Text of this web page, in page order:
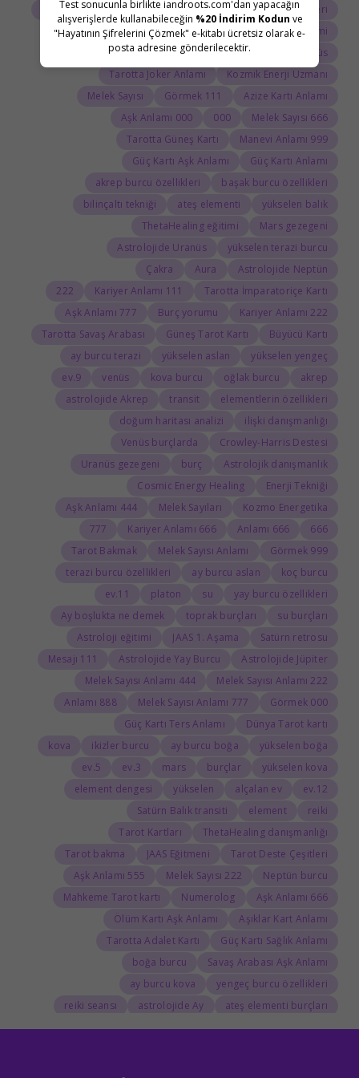
Test sonucunla birlikte iandroots.com'dan yapacağın
alışverişlerde kullanabileceğin %20 İndirim Kodun ve
"Hayatının Şifrelerini Çözmek" e-kitabı ücretsiz olarak e-
posta adresine gönderilecektir.
ThetaHealing semineri
Tarot Sembolleri
Tarot Açılımı
Jean Adrienne Arınma Sistemi
Uranüs burcu
Doğum haritasında Uranüs
Astroloji Sözlüğü
Kozmik Enerji Uzmanı
Tarotta Joker Anlamı
Azize Kartı Anlamı
111 Görmek
Melek Sayısı
666 Melek Sayısı
000
000 Aşk Anlamı
999 Manevi Anlamı
Tarotta Güneş Kartı
Güç Kartı Anlamı
Güç Kartı Aşk Anlamı
başak burcu özellikleri
akrep burcu özellikleri
yükselen balık
ateş elementi
bilinçaltı tekniği
Mars gezegeni
ThetaHealing eğitimi
yükselen terazi burcu
Astrolojide Uranüs
Astrolojide Neptün
Aura
Çakra
Tarotta İmparatoriçe Kartı
111 Kariyer Anlamı
222
222 Kariyer Anlamı
Burç yorumu
777 Aşk Anlamı
Büyücü Kartı
Güneş Tarot Kartı
Tarotta Savaş Arabası
yükselen yengeç
yükselen aslan
ay burcu terazi
akrep
oğlak burcu
kova burcu
venüs
9.ev
elementlerin özellikleri
transit
astrolojide Akrep
ilişki danışmanlığı
doğum haritası analizi
Crowley-Harris Destesi
Venüs burçlarda
Astrolojik danışmanlık
burç
Uranüs gezegeni
Enerji Tekniği
Cosmic Energy Healing
Kozmo Energetika
Melek Sayıları
444 Aşk Anlamı
666
666 Anlamı
666 Kariyer Anlamı
777
999 Görmek
Melek Sayısı Anlamı
Tarot Bakmak
koç burcu
ay burcu aslan
terazi burcu özellikleri
yay burcu özellikleri
su
platon
11.ev
su burçları
toprak burçları
Ay boşlukta ne demek
Satürn retrosu
JAAS 1. Aşama
Astroloji eğitimi
Astrolojide Jüpiter
Astrolojide Yay Burcu
111 Mesajı
222 Melek Sayısı Anlamı
444 Melek Sayısı Anlamı
000 Görmek
777 Melek Sayısı Anlamı
888 Anlamı
Dünya Tarot kartı
Güç Kartı Ters Anlamı
yükselen boğa
ay burcu boğa
ikizler burcu
kova
yükselen kova
burçlar
mars
3.ev
5.ev
12.ev
alçalan ev
yükselen
element dengesi
reiki
element
Satürn Balık transiti
ThetaHealing danışmanlığı
Tarot Kartları
Tarot Deste Çeşitleri
JAAS Eğitmeni
Tarot bakma
Neptün burcu
222 Melek Sayısı
555 Aşk Anlamı
666 Aşk Anlamı
Numerolog
Mahkeme Tarot kartı
Aşıklar Kart Anlamı
Ölüm Kartı Aşk Anlamı
Güç Kartı Sağlık Anlamı
Tarotta Adalet Kartı
Savaş Arabası Aşk Anlamı
boğa burcu
yengeç burcu özellikleri
ay burcu kova
ateş elementi burçları
astrolojide Ay
reiki seansı
astrolog
Doğum Haritasında Mars
Tarolog